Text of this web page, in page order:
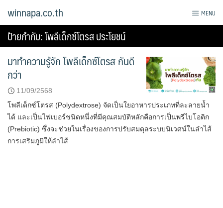
winnapa.co.th MENU
ป้ายกำกับ:โพลีเด็กซ์โตรส ประโยชน์
มาทำความรู้จัก โพลีเด็กซ์โตรส กันดี
กว่า
11/09/2568
โพลีเด็กซ์โตรส (Polydextrose) จัดเป็นใยอาหารประเภทที่ละลายน้ำ
ได้ และเป็นไฟเบอร์ชนิดหนึ่งที่มีคุณสมบัติหลักคือการเป็นพรีไบโอติก
(Prebiotic) ซึ่งจะช่วยในเรื่องของการปรับสมดุลระบบนิเวศน์ในลำไส้
การเสริมภูมิให้ลำไส้